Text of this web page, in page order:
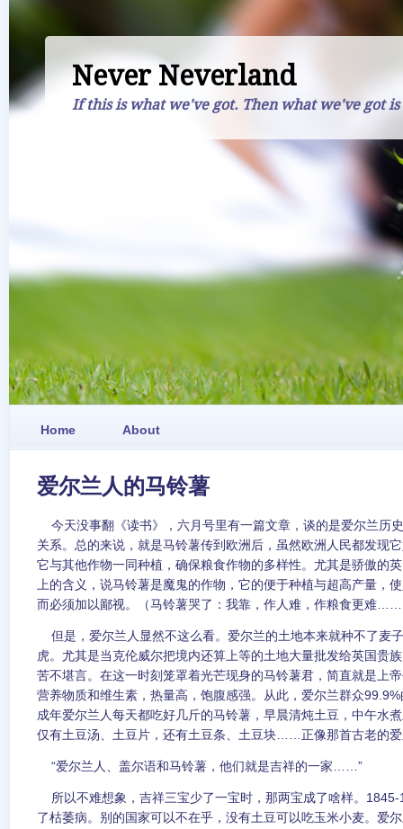
Never Neverland
If this is what we've got. Then what we've got is
Home About
爱尔兰人的马铃薯
今天没事翻《读书》，六月号里有一篇文章，谈的是爱尔兰历
关系。总的来说，就是马铃薯传到欧洲后，虽然欧洲人民都发现
它与其他作物一同种植，确保粮食作物的多样性。尤其是骄傲的
上的含义，说马铃薯是魔鬼的作物，它的便于种植与超高产量，
而必须加以鄙视。（马铃薯哭了：我靠，作人难，作粮食更难
但是，爱尔兰人显然不这么看。爱尔兰的土地本来就种不了麦
虎。尤其是当克伦威尔把境内还算上等的土地大量批发给英国贵
苦不堪言。在这一时刻笼罩着光芒现身的马铃薯君，简直就是上
营养物质和维生素，热量高，饱腹感强。从此，爱尔兰群众
成年爱尔兰人每天都吃好几斤的马铃薯，早晨清炖土豆，中午
仅有土豆汤、土豆片，还有土豆条、土豆块……正像那首古老的
“爱尔兰人、盖尔语和马铃薯，他们就是吉祥的一家……”
所以不难想象，吉祥三宝少了一宝时，那两宝成了啥样。
了枯萎病。别的国家可以不在乎，没有土豆可以吃玉米小麦。爱